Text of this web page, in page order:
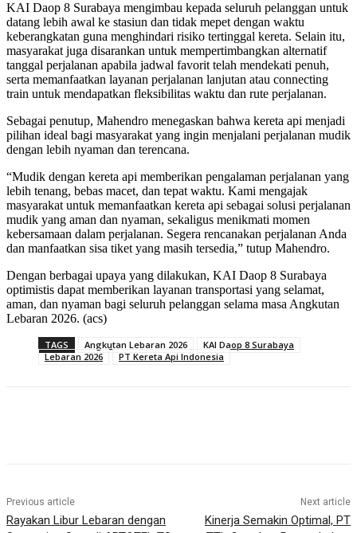
KAI Daop 8 Surabaya mengimbau kepada seluruh pelanggan untuk
datang lebih awal ke stasiun dan tidak mepet dengan waktu
keberangkatan guna menghindari risiko tertinggal kereta. Selain itu,
masyarakat juga disarankan untuk mempertimbangkan alternatif
tanggal perjalanan apabila jadwal favorit telah mendekati penuh,
serta memanfaatkan layanan perjalanan lanjutan atau connecting
train untuk mendapatkan fleksibilitas waktu dan rute perjalanan.
Sebagai penutup, Mahendro menegaskan bahwa kereta api menjadi
pilihan ideal bagi masyarakat yang ingin menjalani perjalanan mudik
dengan lebih nyaman dan terencana.
“Mudik dengan kereta api memberikan pengalaman perjalanan yang
lebih tenang, bebas macet, dan tepat waktu. Kami mengajak
masyarakat untuk memanfaatkan kereta api sebagai solusi perjalanan
mudik yang aman dan nyaman, sekaligus menikmati momen
kebersamaan dalam perjalanan. Segera rencanakan perjalanan Anda
dan manfaatkan sisa tiket yang masih tersedia,” tutup Mahendro.
Dengan berbagai upaya yang dilakukan, KAI Daop 8 Surabaya
optimistis dapat memberikan layanan transportasi yang selamat,
aman, dan nyaman bagi seluruh pelanggan selama masa Angkutan
Lebaran 2026. (acs)
TAGS Angkutan Lebaran 2026
KAI Daop 8 Surabaya
Lebaran 2026
PT Kereta Api Indonesia
Previous article
Rayakan Libur Lebaran dengan
Next article
Kinerja Semakin Optimal, PT